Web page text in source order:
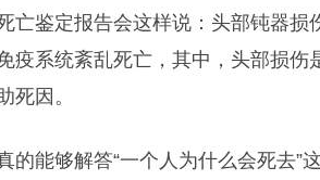
亡鉴定报告会这样说：头部钝器损
疫系统紊乱死亡，其中，头部损伤
死因。
的能够解答“一个人为什么会死去”